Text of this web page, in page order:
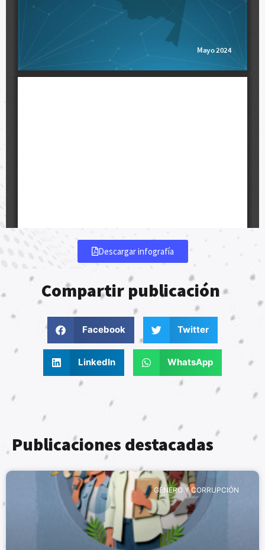
Descargar infografía
Compartir publicación
Facebook Twitter
LinkedIn WhatsApp
Publicaciones destacadas
GÉNERO Y CORRUPCIÓN